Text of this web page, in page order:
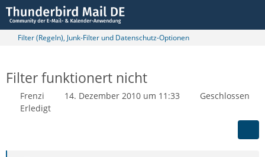
Filter (Regeln), Junk-Filter und Datenschutz-Optionen
Filter funktionert nicht
Frenzi 14. Dezember 2010 um 11:33
Geschlossen
Erledigt